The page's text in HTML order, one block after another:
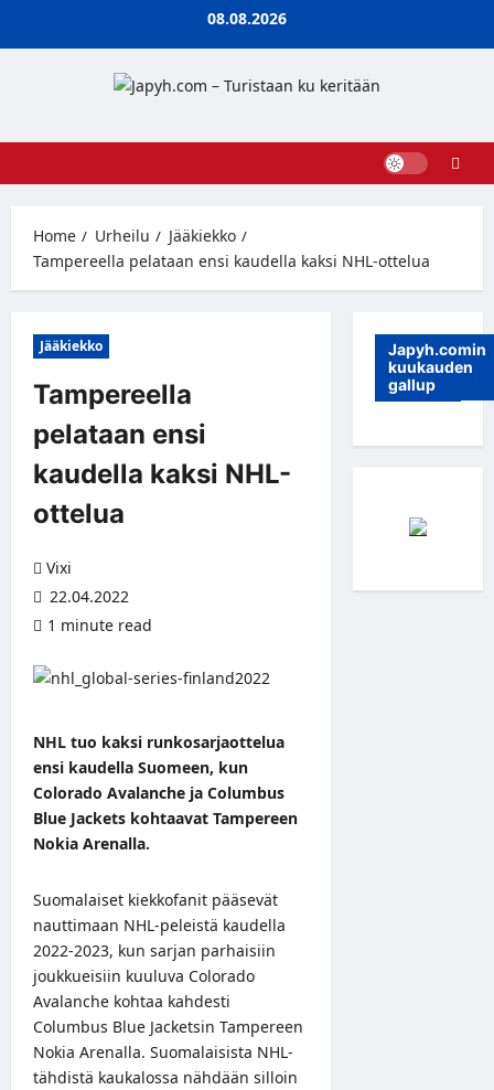
08.08.2026
Home Urheilu
Jääkiekko
Tampereella pelataan ensi kaudella kaksi NHL-ottelua
Jääkiekko
Tampereella
pelataan ensi
kaudella kaksi NHL-
ottelua
Vixi
22.04.2022
1 minute read
NHL tuo kaksi runkosarjaottelua
ensi kaudella Suomeen, kun
Colorado Avalanche ja Columbus
Blue Jackets kohtaavat Tampereen
Nokia Arenalla.
Suomalaiset kiekkofanit pääsevät
nauttimaan NHL-peleistä kaudella
2022-2023, kun sarjan parhaisiin
joukkueisiin kuuluva Colorado
Avalanche kohtaa kahdesti
Columbus Blue Jacketsin Tampereen
Nokia Arenalla. Suomalaisista NHL-
tähdistä kaukalossa nähdään silloin
Japyh.comin
kuukauden
gallup